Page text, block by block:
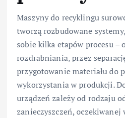
Maszyny do recyklingu
tworzą rozbudowane
sobie kilka etapów procesu –
rozdrabniania, przez
przygotowanie materiału do
wykorzystania w produkcji.
urządzeń zależy od rodzaju
zanieczyszczeń, oczekiwanej